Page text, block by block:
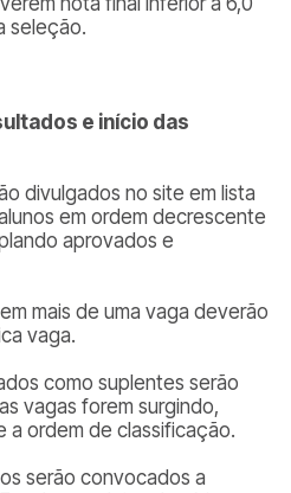
seleção.
e início das
divulgados no site em lista
em ordem decrescente
aprovados e
mais de uma vaga deverão
vaga.
como suplentes serão
vagas forem surgindo,
ordem de classificação.
serão convocados a